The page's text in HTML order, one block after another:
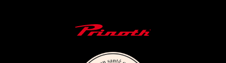
Main Logo